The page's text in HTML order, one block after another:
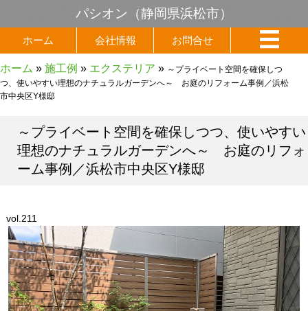
パシオン（静岡県浜松市）
ホーム 会社情報 お問合せ
ホーム » 施工例 » エクステリア » ～プライベート空間を確保しつ
つ、使いやすい理想のナチュラルガーデンへ～ お庭のリフォーム事例／浜松
市中央区Y様邸
～プライベート空間を確保しつつ、使いやすい
理想のナチュラルガーデンへ～ お庭のリフォ
ーム事例／浜松市中央区Y様邸
vol.211